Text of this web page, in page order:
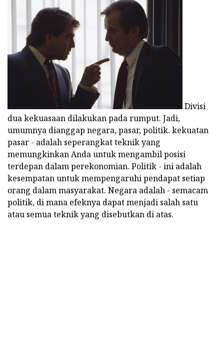
Divisi
dua kekuasaan dilakukan pada rumput. Jadi,
umumnya dianggap negara, pasar, politik. kekuatan
pasar - adalah seperangkat teknik yang
memungkinkan Anda untuk mengambil posisi
terdepan dalam perekonomian. Politik - ini adalah
kesempatan untuk mempengaruhi pendapat setiap
orang dalam masyarakat. Negara adalah - semacam
politik, di mana efeknya dapat menjadi salah satu
atau semua teknik yang disebutkan di atas.